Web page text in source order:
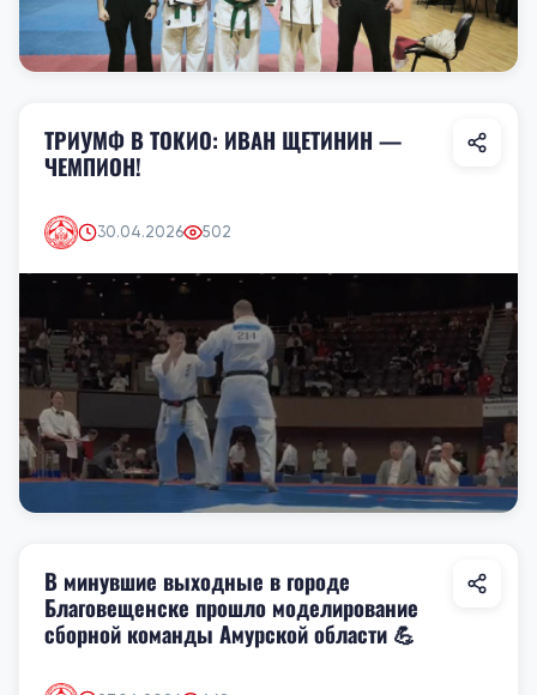
ТРИУМФ В ТОКИО: ИВАН ЩЕТИНИН —
ЧЕМПИОН!
30.04.2026 502
В минувшие выходные в городе
Благовещенске прошло моделирование
сборной команды Амурской области 💪